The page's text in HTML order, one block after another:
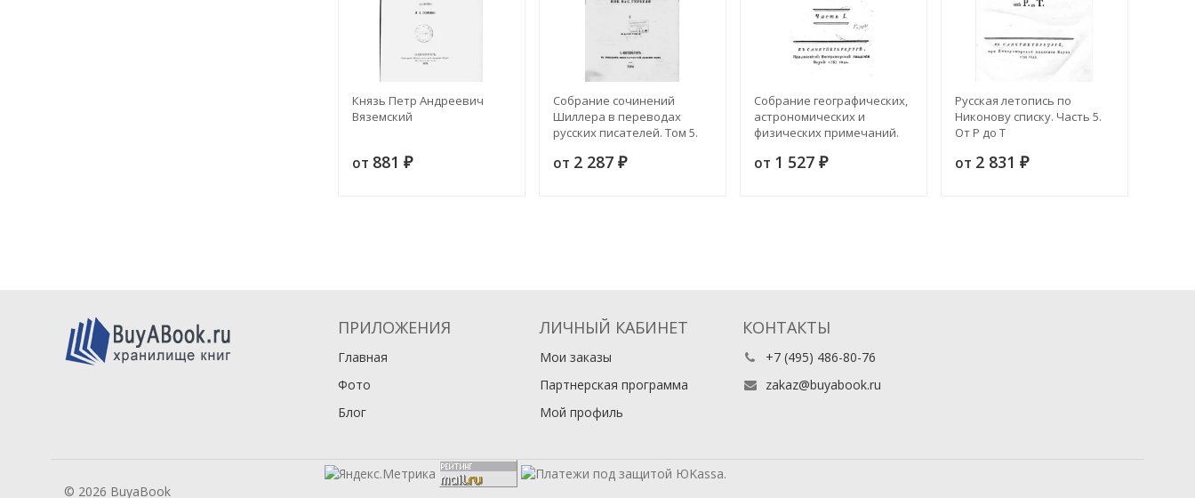
Князь Петр Андреевич
Вяземский
от 881 ₽
Собрание сочинений
Шиллера в переводах
русских писателей. Том 5.
от 2 287 ₽
Собрание географических,
астрономических и
физических примечаний.
от 1 527 ₽
Русская летопись по
Никонову списку. Часть 5.
От Р до Т
от 2 831 ₽
ПРИЛОЖЕНИЯ
Главная
Фото
Блог
ЛИЧНЫЙ КАБИНЕТ
Мои заказы
Партнерская программа
Мой профиль
КОНТАКТЫ
+7 (495) 486-80-76
zakaz@buyabook.ru
© 2026 BuyaBook